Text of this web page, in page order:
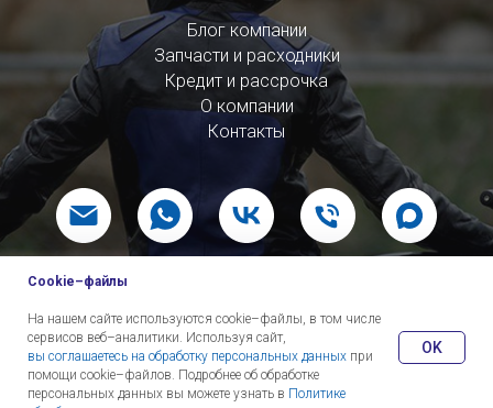
Блог компании
Запчасти и расходники
Кредит и рассрочка
О компании
Контакты
Cookie–файлы
На нашем сайте используются cookie–файлы, в том числе
сервисов веб–аналитики. Используя сайт,
вы соглашаетесь на обработку персональных данных при
помощи cookie–файлов. Подробнее об обработке
персональных данных вы можете узнать в Политике
OK